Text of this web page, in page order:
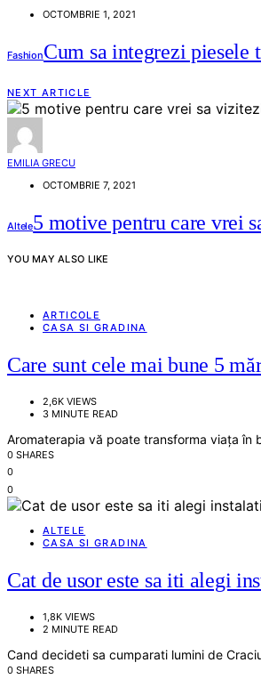
OCTOMBRIE 1, 2021
FashionCum sa integrezi
NEXT ARTICLE
EMILIA GRECU
OCTOMBRIE 7, 2021
Altele5 motive pentru care vrei
YOU MAY ALSO LIKE
ARTICOLE
CASA SI GRADINA
Care sunt cele mai bune 5
2,6K VIEWS
3 MINUTE READ
Aromaterapia vă poate transforma viața în
0 SHARES
0
0
ALTELE
CASA SI GRADINA
Cat de usor este sa iti alegi
1,8K VIEWS
2 MINUTE READ
Cand decideti sa cumparati lumini de
0 SHARES